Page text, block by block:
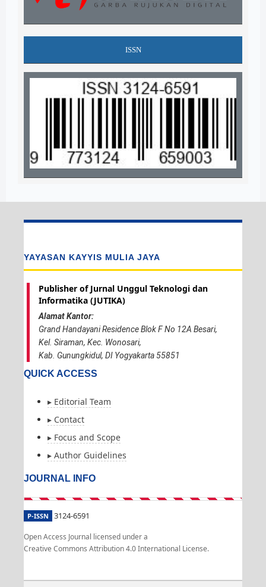
ISSN
YAYASAN KAYYIS MULIA JAYA
Publisher of Jurnal Unggul Teknologi dan
Informatika (JUTIKA)
Alamat Kantor:
Grand Handayani Residence Blok F No 12A Besari,
Kel. Siraman, Kec. Wonosari,
Kab. Gunungkidul, DI Yogyakarta 55851
QUICK ACCESS
▸ Editorial Team
▸ Contact
▸ Focus and Scope
▸ Author Guidelines
JOURNAL INFO
P-ISSN 3124-6591
Open Access Journal licensed under a
Creative Commons Attribution 4.0 International License.